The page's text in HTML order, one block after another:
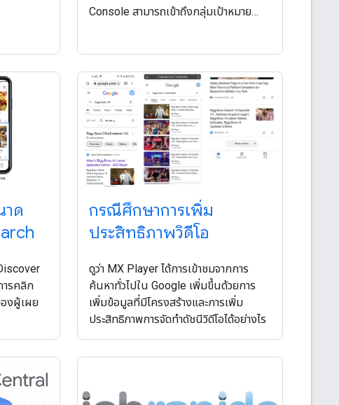
Console สามารถเข้าถึงกลุ่มเป้าหมาย
ด
ารคลิก
องผู้เผย
กรณีศึกษาการเพิ่ม
ประสิทธิภาพวิดีโอ
ดูว่า MX Player ได้การเข้าชมจากการ
ค้นหาทั่วไปใน Google เพิ่มขึ้นด้วยการ
เพิ่มข้อมูลที่มีโครงสร้างและการเพิ่ม
ประสิทธิภาพการจัดทําดัชนีวิดีโอได้อย่างไร